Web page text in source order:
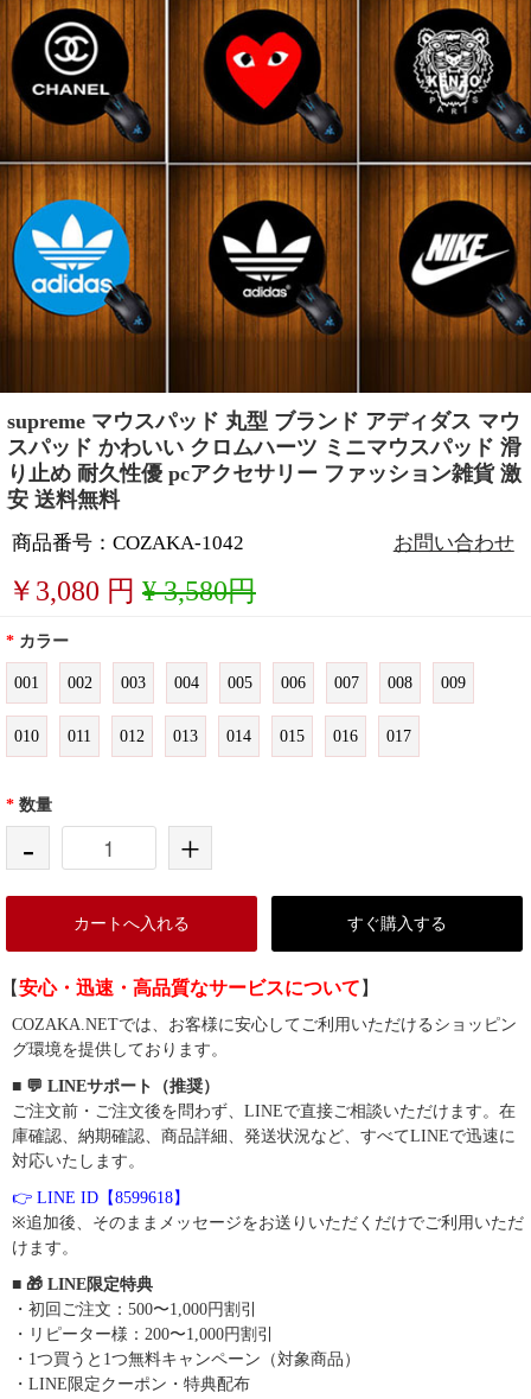
supreme マウスパッド 丸型 ブランド アディダス マウ
スパッド かわいい クロムハーツ ミニマウスパッド 滑
り止め 耐久性優 pcアクセサリー ファッション雑貨 激
安 送料無料
商品番号：COZAKA-1042 お問い合わせ
￥ 3,080 円 ¥ 3,580円
* カラー
001 002 003 004 005 006 007 008 009
010 011 012 013 014 015 016 017
* 数量
- +
カートへ入れる すぐ購入する
【安心・迅速・高品質なサービスについて 】
COZAKA.NETでは、お客様に安心してご利用いただけるショッピン
グ環境を提供しております。
■ 💬 LINEサポート（推奨）
ご注文前・ご注文後を問わず、LINEで直接ご相談いただけます。在
庫確認、納期確認、商品詳細、発送状況など、すべてLINEで迅速に
対応いたします。
👉 LINE ID【8599618】
※追加後、そのままメッセージをお送りいただくだけでご利用いただ
けます。
■ 🎁 LINE限定特典
・初回ご注文：500〜1,000円割引
・リピーター様：200〜1,000円割引
・1つ買うと1つ無料キャンペーン（対象商品）
・LINE限定クーポン・特典配布